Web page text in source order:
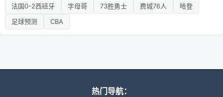
法国0-2西班牙
字母哥 73胜勇士 费城76人
哈登
足球预测
CBA
热门导航：